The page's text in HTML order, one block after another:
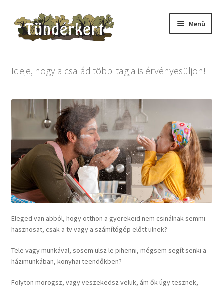
Ugrás
navigációhoz
Kilépés
tartalomba
Menü
Checkout
Információ
Az áruház használata
Ügyfélszolgálat
Adatvédelmi nyilatkozat
Ideje, hogy a család többi tagja is érvényesüljön!
Eleged van abból, hogy otthon a gyerekeid nem csinálnak semmi
hasznosat, csak a tv vagy a számítógép előtt ülnek?
Tele vagy munkával, sosem ülsz le pihenni, mégsem segít senki a
házimunkában, konyhai teendőkben?
Folyton morogsz, vagy veszekedsz velük, ám ők úgy tesznek,